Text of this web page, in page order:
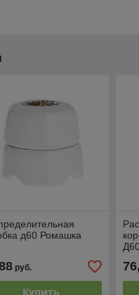
д60 Ромашка
руб.
Купить